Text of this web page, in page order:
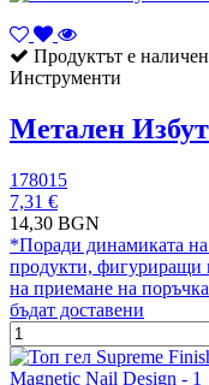
Продуктът е
Инструменти
Метален
178015
7,31 €
14,30 BGN
*Поради динамиката
продукти, фигуриращи
на приемане на
бъдат доставени